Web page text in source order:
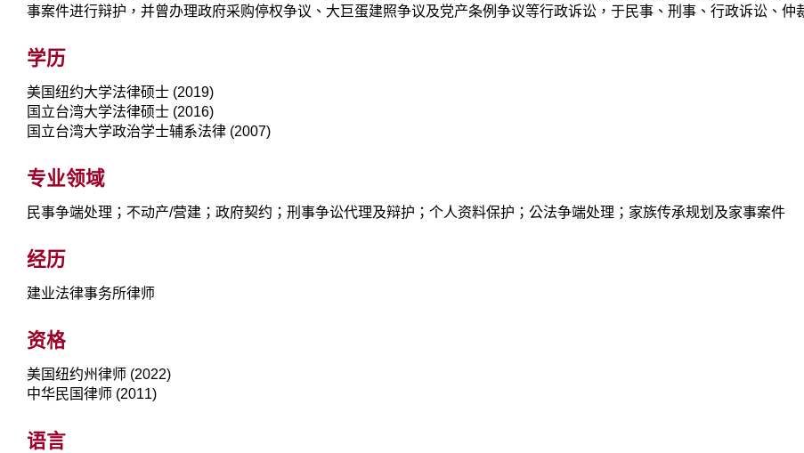
事案件进行辩护，并曾办理政府采购停权争议、大巨蛋建照争议及党产条例争议等行政诉讼，于民事、刑事、行政诉讼、仲
学历
美国纽约大学法律硕士 (2019)
国立台湾大学法律硕士 (2016)
国立台湾大学政治学士辅系法律 (2007)
专业领域
民事争端处理；不动产/营建；政府契约；刑事争讼代理及辩护；个人资料保护；公法争端处理；家族传承规划及家事案件
经历
建业法律事务所律师
资格
美国纽约州律师 (2022)
中华民国律师 (2011)
语言